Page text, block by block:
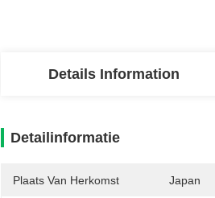
Details Information
Detailinformatie
Plaats Van Herkomst Japan